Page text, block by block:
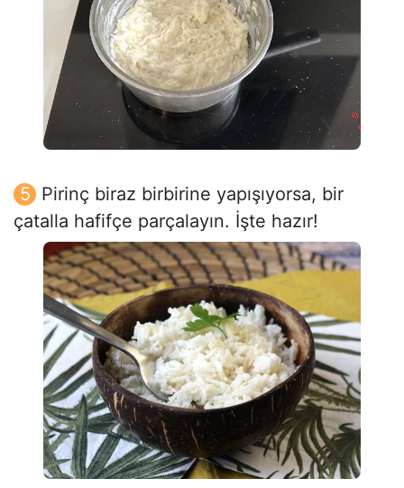
Pirinç biraz birbirine yapışıyorsa, bir
çatalla hafifçe parçalayın. İşte hazır!